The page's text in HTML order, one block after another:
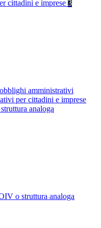
cittadini e imprese 3
amministrativi
per cittadini e imprese
analoga
o struttura analoga